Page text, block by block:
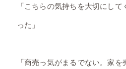
「こちらの気持ちを大切にし
った」
「商売っ気がまるでない。家